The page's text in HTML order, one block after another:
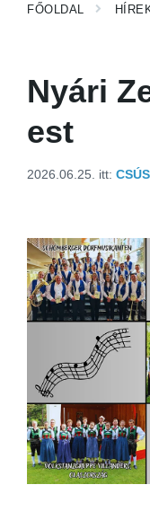
FŐOLDAL
Nyári
est
2026.06.25. itt: